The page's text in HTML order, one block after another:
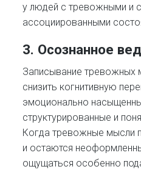
у людей с тревожными и
ассоциированными
3. Осознанное
Записывание
снизить когнитивную
эмоционально
структурированные и
Когда тревожные мысли
и остаются
ощущаться особенно